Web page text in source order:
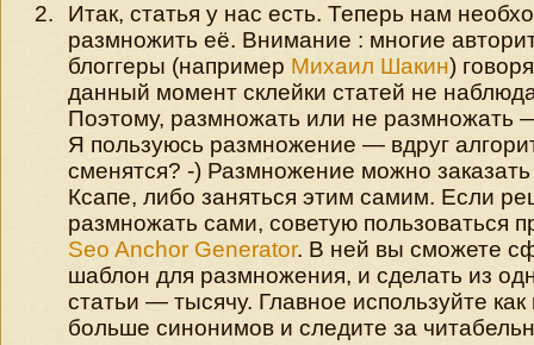
Итак, статья у нас есть. Теперь нам
размножить её. Внимание : многие
блоггеры (например Михаил Шакин)
данный момент склейки статей не
Поэтому, размножать или не размножать
Я пользуюсь размножение — вдруг
сменятся? -) Размножение можно
Ксапе, либо заняться этим самим. Если
размножать сами, советую пользоваться
Seo Anchor Generator. В ней вы сможете
шаблон для размножения, и сделать из
статьи — тысячу. Главное используйте
больше синонимов и следите за